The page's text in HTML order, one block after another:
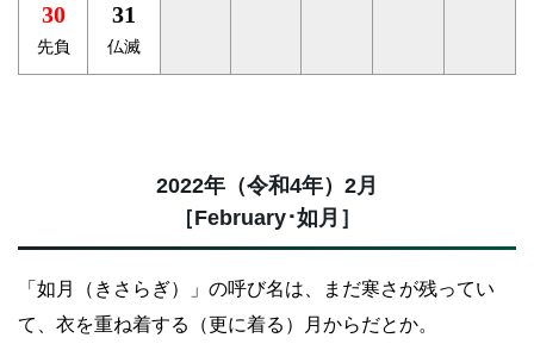
30
先負
31
仏滅
2022年（令和4年）2月
［February･如月］
「如月（きさらぎ）」の呼び名は、まだ寒さが残ってい
て、衣を重ね着する（更に着る）月からだとか。